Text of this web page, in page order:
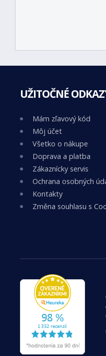
UŽITOČNÉ
Mám zľavový kód
Môj účet
Všetko o nákupe
Doprava a platba
Zákaznícky servis
Ochrana osobných
Kontakty
Změna souhlasu s